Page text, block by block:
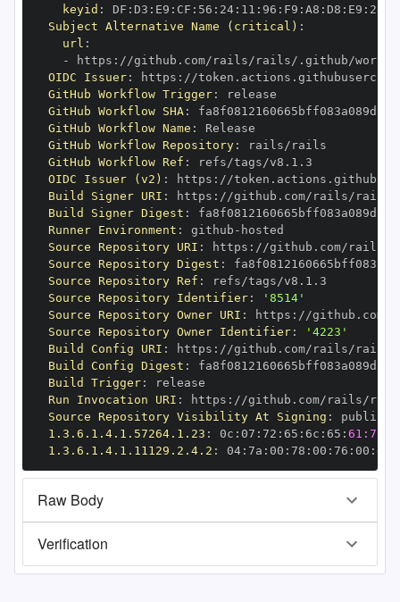
keyid : DF : D3 : E9 : CF : 56 : 24: 11 : 96 : F9 : A8 : D8 : E9 : 28
Subject Alternative Name (critical) :
url :
-
https :
OIDC Issuer: https :
GitHub Workflow Trigger:
GitHub Workflow SHA:
GitHub Workflow Name :
GitHub Workflow Repository:
GitHub Workflow Ref :
OIDC Issuer (v2) : https :
Build Signer URI : https :
Build Signer Digest :
Runner Environment : github -
Source Repository URI : https :
Source Repository Digest :
Source Repository Ref :
Source Repository Identifier:
'8514'
Source Repository Owner URI : https :
Source Repository Owner Identifier:
'4223'
Build Config URI : https :
Build Config Digest :
Build Trigger:
Run Invocation URI : https :
Source Repository Visibility At Signing :
1.3.6.1.4.1.57264.1.23 : 0c : 07 : 72 : 65 : 6c : 65 :
1.3.6.1.4.1.11129.2.4.2 : 04: 7a : 00 : 78 : 00 : 76 : 00 : dd
Raw Body
Verification